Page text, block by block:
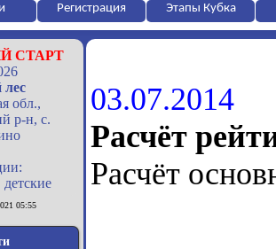
Регистрация Этапы Кубка
СТАРТ
лес
обл.,
р-н, с.
05:55
03.07.2014
Расчёт
Расчёт